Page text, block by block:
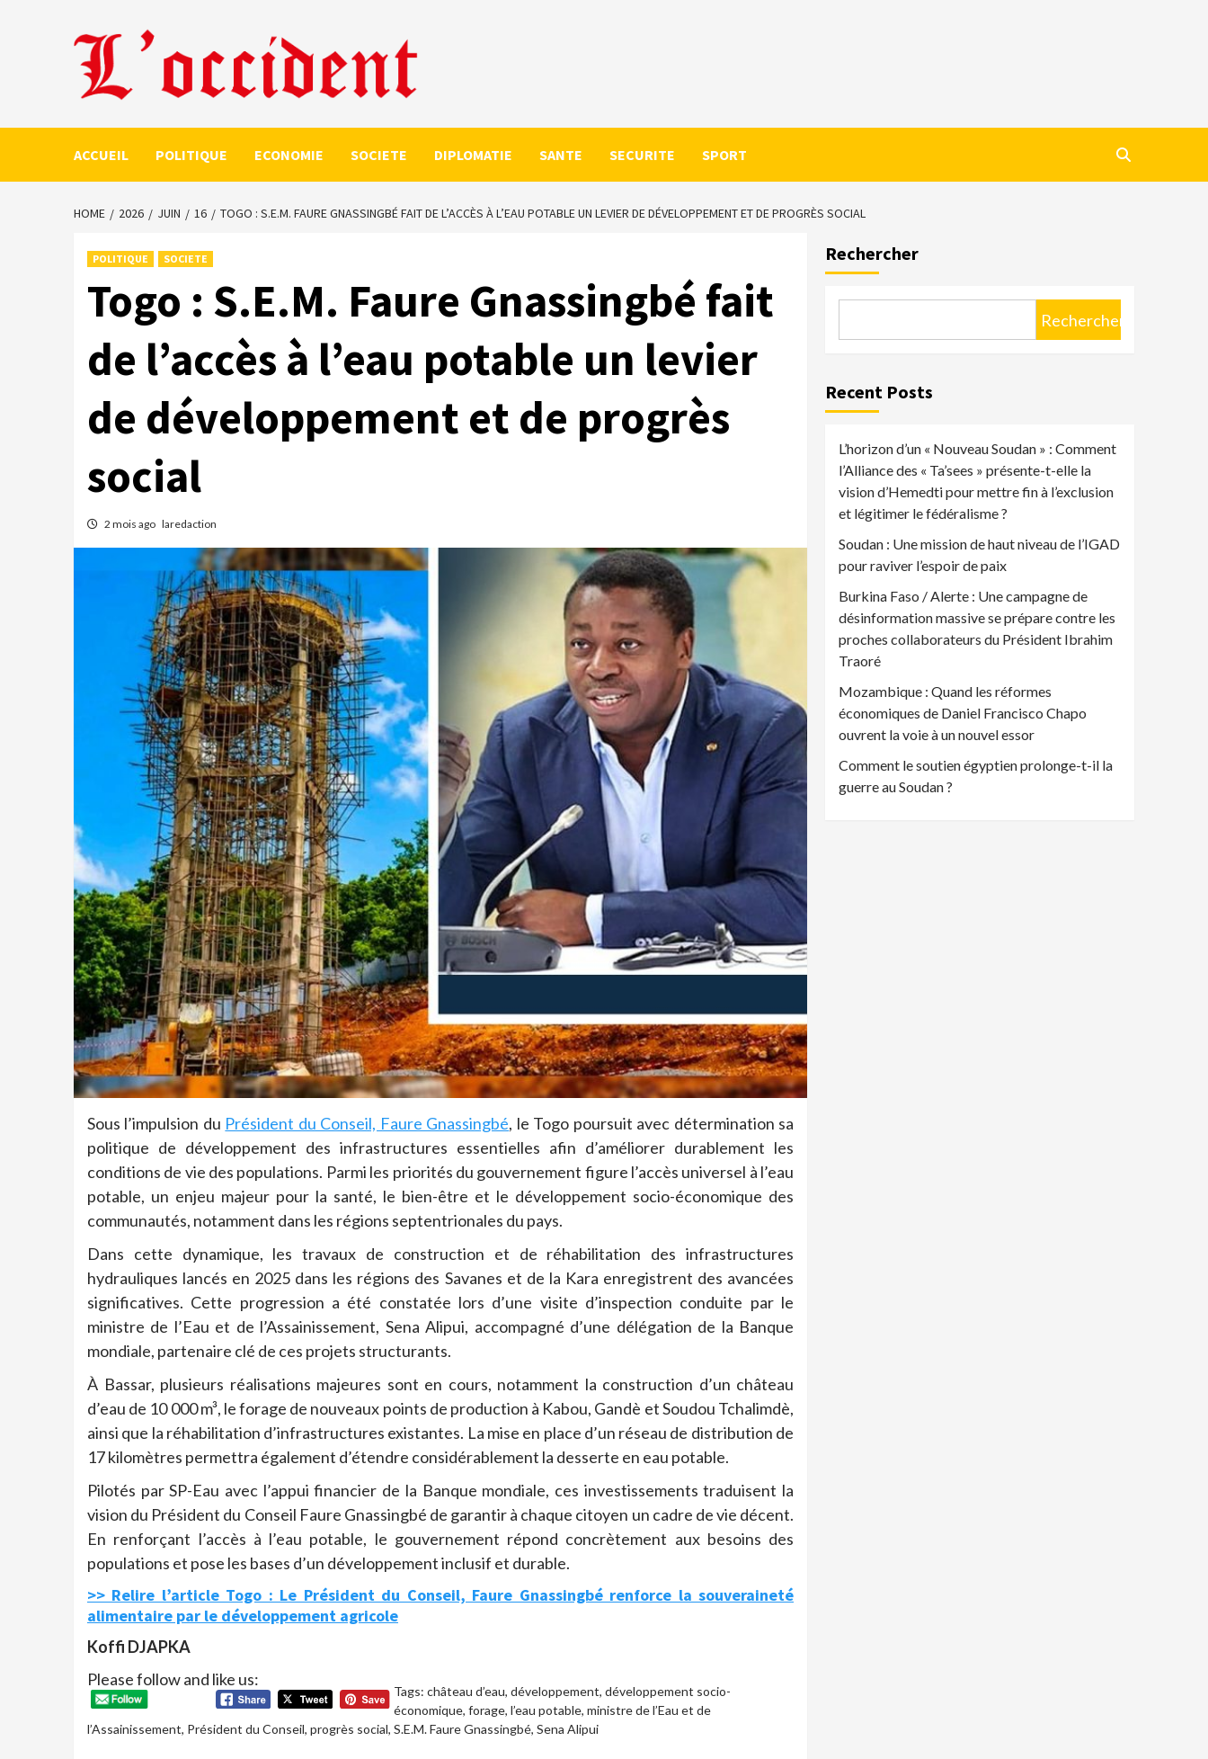
ACCUEIL POLITIQUE ECONOMIE SOCIETE DIPLOMATIE SANTE SECURITE SPORT
HOME 2026 JUIN 16 TOGO : S.E.M. FAURE GNASSINGBÉ FAIT DE L’ACCÈS À L’EAU POTABLE UN LEVIER DE DÉVELOPPEMENT ET DE PROGRÈS SOCIAL
POLITIQUE SOCIETE
Togo : S.E.M. Faure Gnassingbé fait
de l’accès à l’eau potable un levier
de développement et de progrès
social
2 mois ago laredaction
Sous l’impulsion du Président du Conseil, Faure Gnassingbé, le Togo poursuit avec détermination sa
politique de développement des infrastructures essentielles afin d’améliorer durablement les
conditions de vie des populations. Parmi les priorités du gouvernement figure l’accès universel à l’eau
potable, un enjeu majeur pour la santé, le bien-être et le développement socio-économique des
communautés, notamment dans les régions septentrionales du pays.
Dans cette dynamique, les travaux de construction et de réhabilitation des infrastructures
hydrauliques lancés en 2025 dans les régions des Savanes et de la Kara enregistrent des avancées
significatives. Cette progression a été constatée lors d’une visite d’inspection conduite par le
ministre de l’Eau et de l’Assainissement, Sena Alipui, accompagné d’une délégation de la Banque
mondiale, partenaire clé de ces projets structurants.
À Bassar, plusieurs réalisations majeures sont en cours, notamment la construction d’un château
d’eau de 10 000 m³, le forage de nouveaux points de production à Kabou, Gandè et Soudou Tchalimdè,
ainsi que la réhabilitation d’infrastructures existantes. La mise en place d’un réseau de distribution de
17 kilomètres permettra également d’étendre considérablement la desserte en eau potable.
Pilotés par SP-Eau avec l’appui financier de la Banque mondiale, ces investissements traduisent la
vision du Président du Conseil Faure Gnassingbé de garantir à chaque citoyen un cadre de vie décent.
En renforçant l’accès à l’eau potable, le gouvernement répond concrètement aux besoins des
populations et pose les bases d’un développement inclusif et durable.
>> Relire l’article Togo : Le Président du Conseil, Faure Gnassingbé renforce la souveraineté
alimentaire par le développement agricole
Koffi DJAPKA
Please follow and like us:
Tags: château d’eau, développement, développement socio-
économique, forage, l’eau potable, ministre de l’Eau et de
l’Assainissement, Président du Conseil, progrès social, S.E.M. Faure Gnassingbé, Sena Alipui
Rechercher
Rechercher
Recent Posts
L’horizon d’un « Nouveau Soudan » : Comment
l’Alliance des « Ta’sees » présente-t-elle la
vision d’Hemedti pour mettre fin à l’exclusion
et légitimer le fédéralisme ?
Soudan : Une mission de haut niveau de l’IGAD
pour raviver l’espoir de paix
Burkina Faso / Alerte : Une campagne de
désinformation massive se prépare contre les
proches collaborateurs du Président Ibrahim
Traoré
Mozambique : Quand les réformes
économiques de Daniel Francisco Chapo
ouvrent la voie à un nouvel essor
Comment le soutien égyptien prolonge-t-il la
guerre au Soudan ?